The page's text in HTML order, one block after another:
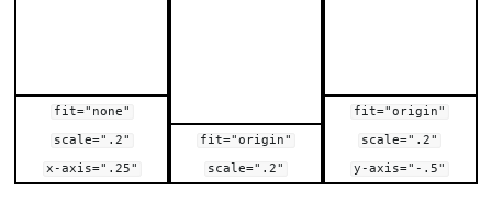
fit="none"
scale=".2"
x-axis=".25"
fit="origin"
scale=".2"
fit="origin"
scale=".2"
y-axis="-.5"